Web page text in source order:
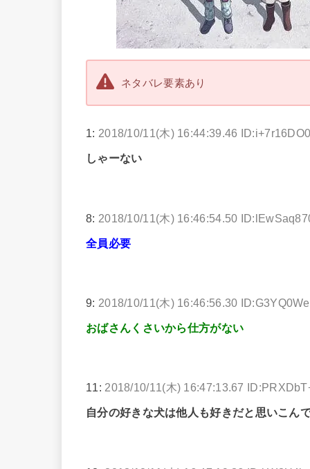
ネタバレ要素あり
1: 2018/10/11(木) 16:44:39.46 ID:i+7r16DO0
しゃーない
8: 2018/10/11(木) 16:46:54.50
全員必要
9: 2018/10/11(木) 16:46:56.30
おばさんくさいから仕方がない
11: 2018/10/11(木) 16:47:13.67
自分の好きな犬は他人も好きだと思いこん